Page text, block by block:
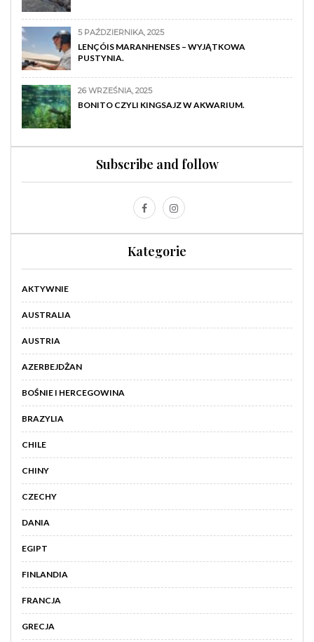
5 PAŹDZIERNIKA, 2025
LENÇÓIS MARANHENSES – WYJĄTKOWA
PUSTYNIA.
26 WRZEŚNIA, 2025
BONITO CZYLI KINGSAJZ W AKWARIUM.
Subscribe and follow
Kategorie
AKTYWNIE
AUSTRALIA
AUSTRIA
AZERBEJDŻAN
BOŚNIE I HERCEGOWINA
BRAZYLIA
CHILE
CHINY
CZECHY
DANIA
EGIPT
FINLANDIA
FRANCJA
GRECJA